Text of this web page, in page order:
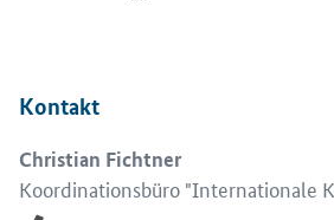
Kontakt
Christian Fichtner
Koordinationsbüro "Internationale